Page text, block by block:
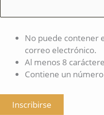
No puede contener
correo electrónico.
Al menos 8
Contiene un
Inscribirse